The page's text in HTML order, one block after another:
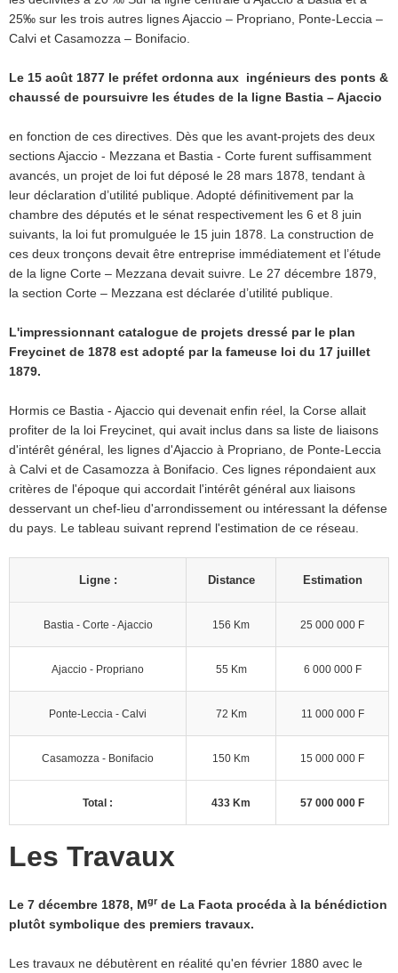
25‰ sur les trois autres lignes Ajaccio – Propriano, Ponte-Leccia –
Calvi et Casamozza – Bonifacio.
Le 15 août 1877 le préfet ordonna aux ingénieurs des ponts &
chaussé de poursuivre les études de la ligne Bastia – Ajaccio
en fonction de ces directives. Dès que les avant-projets des deux
sections Ajaccio - Mezzana et Bastia - Corte furent suffisamment
avancés, un projet de loi fut déposé le 28 mars 1878, tendant à
leur déclaration d’utilité publique. Adopté définitivement par la
chambre des députés et le sénat respectivement les 6 et 8 juin
suivants, la loi fut promulguée le 15 juin 1878. La construction de
ces deux tronçons devait être entreprise immédiatement et l’étude
de la ligne Corte – Mezzana devait suivre. Le 27 décembre 1879,
la section Corte – Mezzana est déclarée d’utilité publique.
L'impressionnant catalogue de projets dressé par le plan
Freycinet de 1878 est adopté par la fameuse loi du 17 juillet
1879.
Hormis ce Bastia - Ajaccio qui devenait enfin réel, la Corse allait
profiter de la loi Freycinet, qui avait inclus dans sa liste de liaisons
d'intérêt général, les lignes d'Ajaccio à Propriano, de Ponte-Leccia
à Calvi et de Casamozza à Bonifacio. Ces lignes répondaient aux
critères de l'époque qui accordait l'intérêt général aux liaisons
desservant un chef-lieu d'arrondissement ou intéressant la défense
du pays. Le tableau suivant reprend l'estimation de ce réseau.
Ligne : Distance Estimation
Total : 433 Km 57 000 000 F
Bastia - Corte - Ajaccio 156 Km 25 000 000 F
Ajaccio - Propriano 55 Km 6 000 000 F
Ponte-Leccia - Calvi 72 Km 11 000 000 F
Casamozza - Bonifacio 150 Km 15 000 000 F
Les Travaux
Le 7 décembre 1878, Mgr de La Faota procéda à la bénédiction
plutôt symbolique des premiers travaux.
Les travaux ne débutèrent en réalité qu'en février 1880 avec le